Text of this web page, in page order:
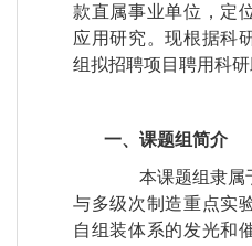
款直属事业单位，定
应用研究。现根据科
组拟招聘项目聘用科
一、课题组简介
本课题组隶属
与多级次制造重点实
自组装体系的发光和